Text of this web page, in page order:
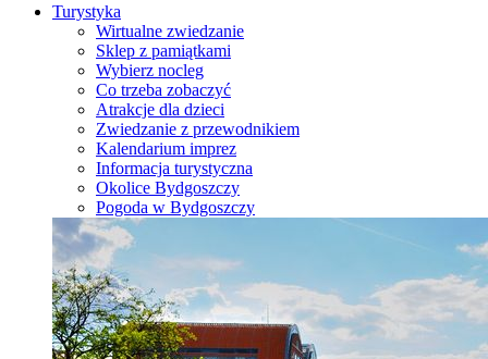
Turystyka
Wirtualne zwiedzanie
Sklep z pamiątkami
Wybierz nocleg
Co trzeba zobaczyć
Atrakcje dla dzieci
Zwiedzanie z przewodnikiem
Kalendarium imprez
Informacja turystyczna
Okolice Bydgoszczy
Pogoda w Bydgoszczy